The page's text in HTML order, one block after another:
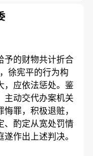
予的财物共计折合
徐宪平的行为构
，应依法惩处。鉴
主动交代办案机关
罪，积极退赃，
、酌定从宽处罚情
作出上述判决。